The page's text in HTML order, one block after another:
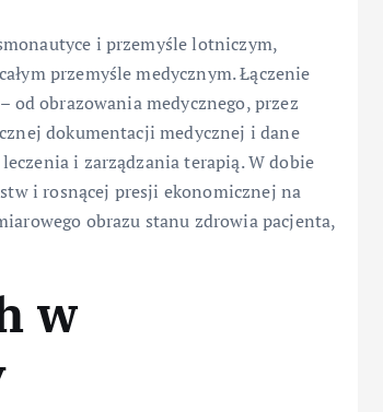
i przemyśle lotniczym,
przemyśle medycznym. Łączenie
od obrazowania medycznego, przez
dokumentacji medycznej i dane
i zarządzania terapią. W dobie
i rosnącej presji ekonomicznej na
obrazu stanu zdrowia pacjenta,
w